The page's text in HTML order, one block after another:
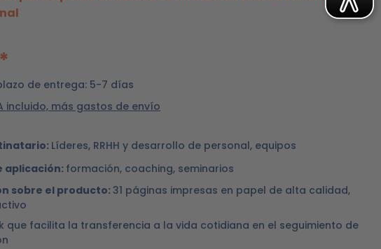
de entrega: 5-7 días
incluido, más gastos de envío
Líderes, RRHH y desarrollo de personal, equipos
aplicación: formación, coaching, seminarios
sobre el producto: 31 páginas impresas en papel de alta calidad,
que facilita la transferencia a la vida cotidiana en el seguimiento de